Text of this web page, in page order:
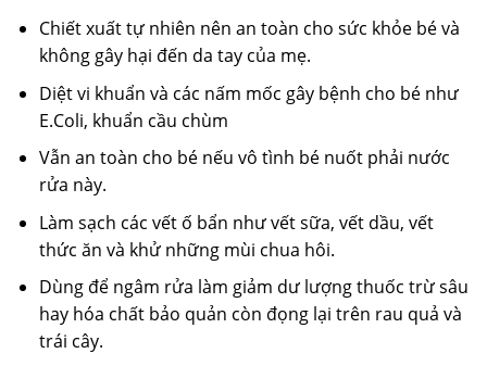
Chiết xuất tự nhiên nên an toàn cho sức khỏe bé và
không gây hại đến da tay của mẹ.
Diệt vi khuẩn và các nấm mốc gây bệnh cho bé như
E.Coli, khuẩn cầu chùm
Vẫn an toàn cho bé nếu vô tình bé nuốt phải nước
rửa này.
Làm sạch các vết ố bẩn như vết sữa, vết dầu, vết
thức ăn và khử những mùi chua hôi.
Dùng để ngâm rửa làm giảm dư lượng thuốc trừ sâu
hay hóa chất bảo quản còn đọng lại trên rau quả và
trái cây.